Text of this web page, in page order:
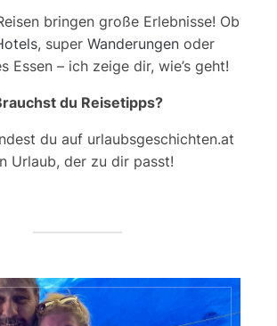
bringen große Erlebnisse! Ob
, super Wanderungenoder
Essen – ich zeige dir, wie’s geht!
du Reisetipps?
du auf urlaubsgeschichten.at
Urlaub, der zu dir passt!